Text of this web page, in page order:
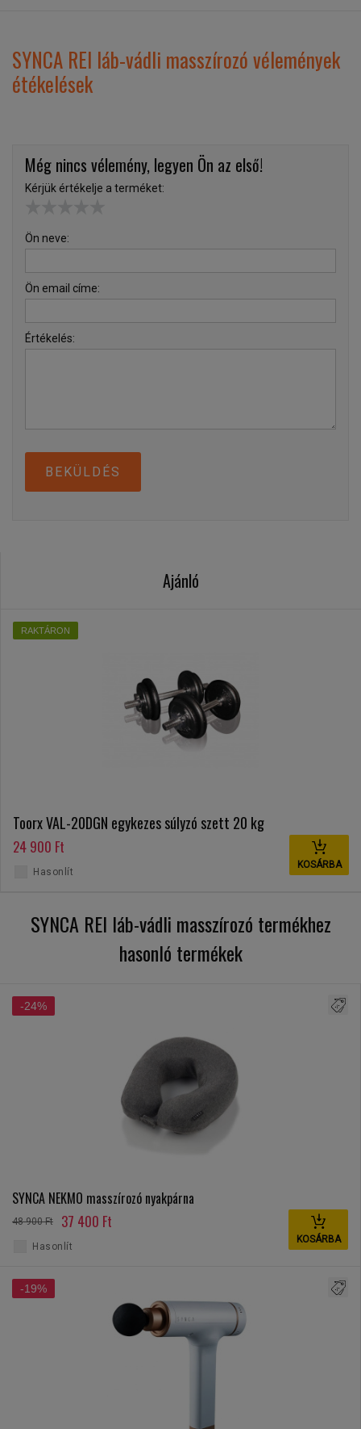
SYNCA REI láb-vádli masszírozó vélemények
étékelések
Még nincs vélemény, legyen Ön az első!
Kérjük értékelje a terméket:
Ön neve:
Ön email címe:
Értékelés:
BEKÜLDÉS
Ajánló
RAKTÁRON
Toorx VAL-20DGN egykezes súlyzó szett 20 kg
24 900 Ft
KOSÁRBA
Hasonlít
SYNCA REI láb-vádli masszírozó termékhez
hasonló termékek
-24%
SYNCA NEKMO masszírozó nyakpárna
48 900 Ft 37 400 Ft
KOSÁRBA
Hasonlít
-19%